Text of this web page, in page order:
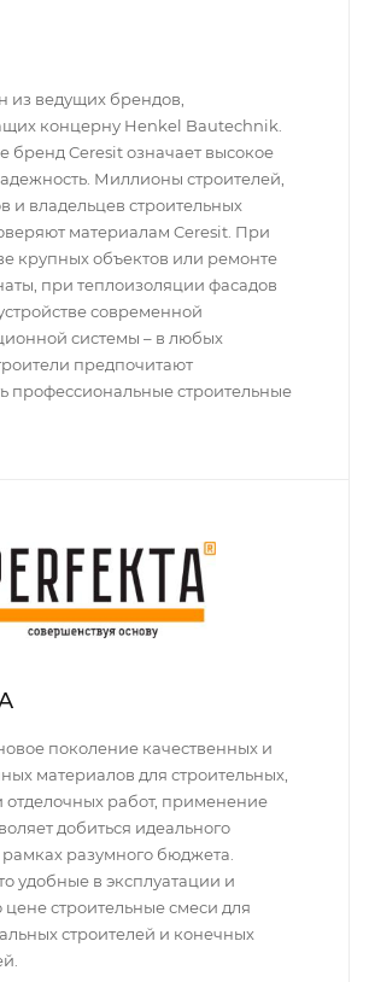
из ведущих брендов,
концерну Henkel Bautechnik.
бренд Ceresit означает высокое
Миллионы строителей,
и владельцев строительных
материалам Ceresit. При
крупных объектов или ремонте
при теплоизоляции фасадов
современной
системы – в любых
предпочитают
профессиональные строительные
новое поколение качественных и
материалов для строительных,
отделочных работ, применение
добиться идеального
рамках разумного бюджета.
удобные в эксплуатации и
строительные смеси для
строителей и конечных